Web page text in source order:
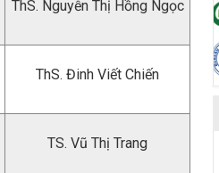
ThS. Nguyễn Thị Hồng Ngọc
ThS. Đinh Viết Chiến
TS. Vũ Thị Trang